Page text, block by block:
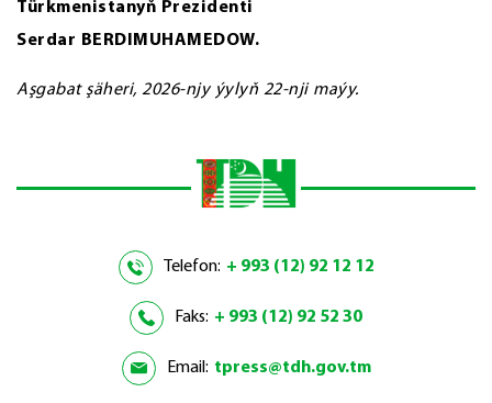
Türkmenistanyň Prezidenti
Serdar BERDIMUHAMEDOW.
Aşgabat şäheri, 2026-njy ýylyň 22-nji maýy.
Telefon: + 993 (12) 92 12 12
Faks: + 993 (12) 92 52 30
Email: tpress@tdh.gov.tm